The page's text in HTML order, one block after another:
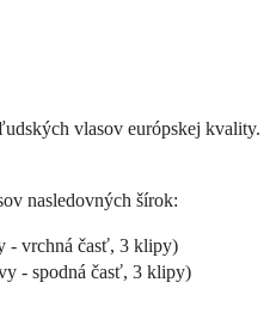
vlasov európskej kvality.
nasledovných šírok:
- vrchná časť, 3 klipy)
- spodná časť, 3 klipy)